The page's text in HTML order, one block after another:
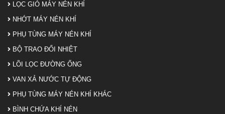
LỌC GIÓ MÁY NÉN KHÍ
NHỚT MÁY NÉN KHÍ
PHỤ TÙNG MÁY NÉN KHÍ
BỘ TRAO ĐỔI NHIỆT
LÕI LỌC ĐƯỜNG ỐNG
VAN XẢ NƯỚC TỰ ĐỘNG
PHỤ TÙNG MÁY NÉN KHÍ KHÁC
BÌNH CHỨA KHÍ NÉN